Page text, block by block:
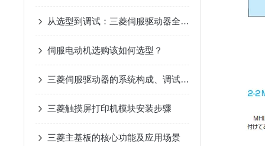
从选型到调试：三菱伺服驱动器全流程应用指南，新手也能快速上手
伺服电动机选购该如何选型？
三菱伺服驱动器的系统构成、调试流程、日常维护和常见问题处理
三菱触摸屏打印机模块安装步骤
三菱主基板的核心功能及应用场景